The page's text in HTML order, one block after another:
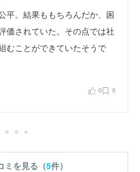
平。結果ももちろんだか、困
価されていた。その点では社
むことができていたそうで
0 0
ミを見る（5件）